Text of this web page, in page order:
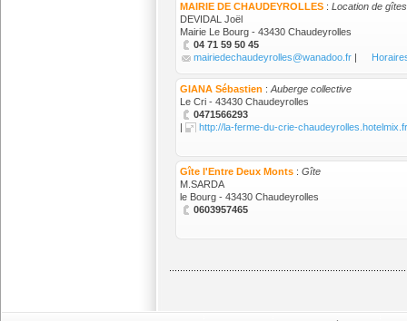
MAIRIE DE CHAUDEYROLLES: Location de gîtes
DEVIDAL Joël
Mairie Le Bourg - 43430 Chaudeyrolles
04 71 59 50 45
mairiedechaudeyrolles@wanadoo.fr|
GIANA Sébastien : Auberge collective
Le Cri - 43430 Chaudeyrolles
0471566293
|
http://la-ferme-du-crie-chaudeyrolles.hotelmix.fr
Gîte l'Entre Deux Monts : Gîte
M.SARDA
le Bourg - 43430 Chaudeyrolles
0603957465